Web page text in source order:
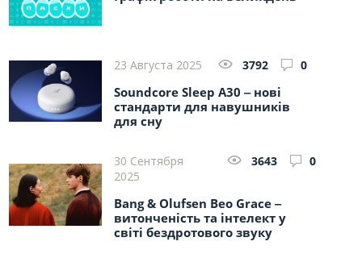
23 Августа 2025 3792 0
Soundcore Sleep A30 ‒ нові
стандарти для навушників
для сну
30 Сентября
2025
3643 0
Bang & Olufsen Beo Grace ‒
витонченість та інтелект у
світі бездротового звуку